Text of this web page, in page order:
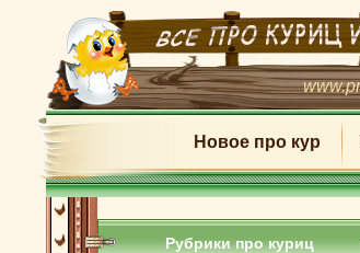
Новое про кур
Рубрики про куриц